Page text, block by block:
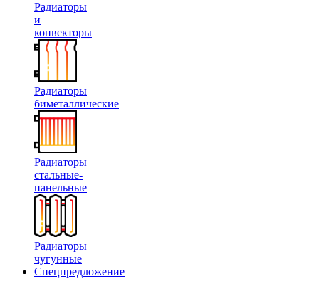
Радиаторы
и
конвекторы
Радиаторы
биметаллические
Радиаторы
стальные-
панельные
Радиаторы
чугунные
Спецпредложение